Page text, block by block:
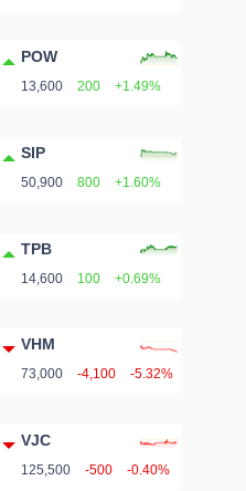
POW
13,600 200 +1.49%
SIP
50,900 800 +1.60%
TPB
14,600 100 +0.69%
VHM
73,000 -4,100 -5.32%
VJC
125,500 -500 -0.40%